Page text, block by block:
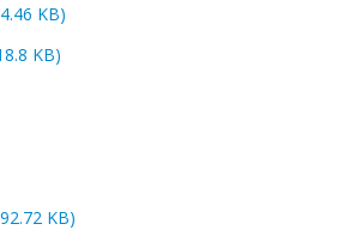
KB)
KB)
KB)